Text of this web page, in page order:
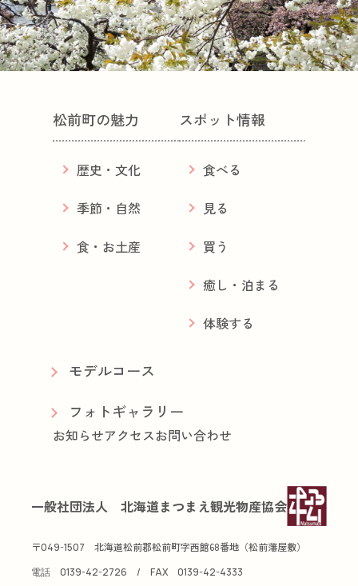
一般社団法人 北海道まつまえ観光物産協会
〒049-1507 北海道松前郡松前町字西館68番地（松前藩屋敷）
電話 0139-42-2726 / FAX 0139-42-4333
松前町の魅力
歴史・文化
季節・自然
食・お土産
スポット情報
食べる
見る
買う
癒し・泊まる
体験する
モデルコース
フォトギャラリー
お知らせアクセスお問い合わせ